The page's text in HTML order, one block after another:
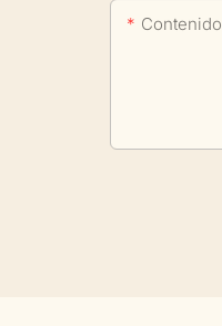
Contenido